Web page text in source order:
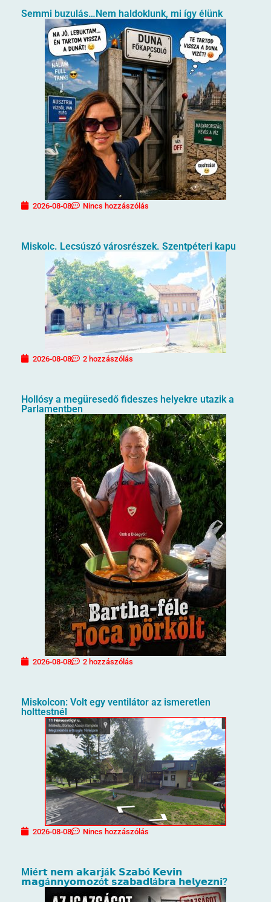
Semmi buzulás…Nem haldoklunk, mi így élünk
2026-08-08 Nincs hozzászólás
Miskolc. Lecsúszó városrészek. Szentpéteri kapu
2026-08-08 2 hozzászólás
Hollósy a megüresedő fideszes helyekre utazik a
Parlamentben
2026-08-08 2 hozzászólás
Miskolcon: Volt egy ventilátor az ismeretlen
holttestnél
2026-08-08 Nincs hozzászólás
M𝗶é𝗿𝘁 𝗻𝗲𝗺 𝗮𝗸𝗮𝗿𝗷á𝗸 𝗦𝘇𝗮𝗯ó 𝗞𝗲𝘃𝗶𝗻
𝗺𝗮𝗴á𝗻𝗻𝘆𝗼𝗺𝗼𝘇ó𝘁 𝘀𝘇𝗮𝗯𝗮𝗱𝗹á𝗯𝗿𝗮 𝗵𝗲𝗹𝘆𝗲𝘇𝗻𝗶?